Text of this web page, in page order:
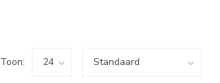
Toon: